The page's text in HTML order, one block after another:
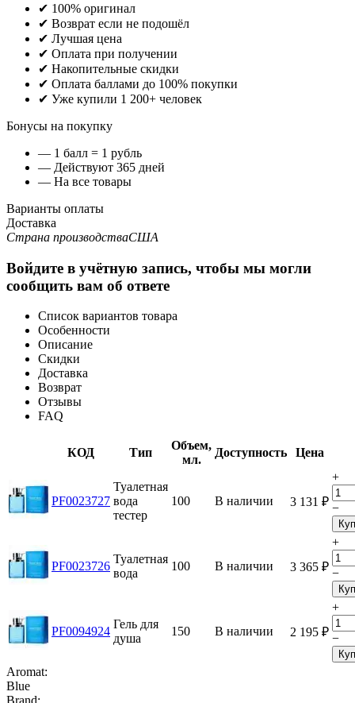
✔ 100% оригинал
✔ Возврат если не подошёл
✔ Лучшая цена
✔ Оплата при получении
✔ Накопительные скидки
✔ Оплата баллами до 100% покупки
✔ Уже купили 1 200+ человек
Бонусы на покупку
— 1 балл = 1 рубль
— Действуют 365 дней
— На все товары
Варианты оплаты
Доставка
Страна производстваСША
Войдите в учётную запись, чтобы мы могли
сообщить вам об ответе
Список вариантов товара
Особенности
Описание
Скидки
Доставка
Возврат
Отзывы
FAQ
КОД Тип
Объем,
мл.
Доступность Цена
PF0023727
Туалетная
вода
тестер
100 В наличии 3 131 ₽
+
−
PF0023726
Туалетная
вода
100 В наличии 3 365 ₽
+
−
PF0094924
Гель для
душа
150 В наличии 2 195 ₽
+
−
Aromat:
Blue